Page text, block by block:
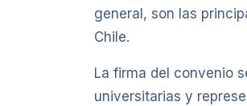
general, son las
Chile.
La firma del convenio
universitarias y